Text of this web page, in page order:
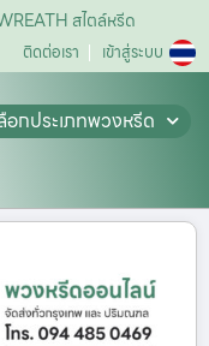
สไตล์หรีด
ติดต่อเรา เข้าสู่ระบบ
อกประเภทพวงหรีด